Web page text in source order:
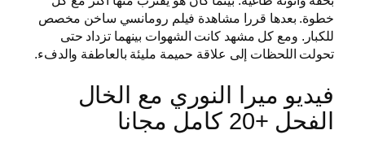
خطوة. بعدها قررا مشاهدة فيلم رومانسي ساخن مخصص
للكبار. ومع كل مشهد كانت الشهوات بينهما تزداد حتى
تحولت اللحظات إلى علاقة حميمة مليئة بالعاطفة والدفء.
فيديو ميرا النوري مع الخال
الفحل +20 كامل مجانا